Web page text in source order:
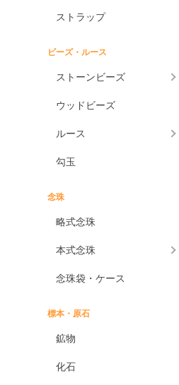
ストラップ
ビーズ・ルース
ストーンビーズ
ウッドビーズ
ルース
勾玉
念珠
略式念珠
本式念珠
念珠袋・ケース
標本・原石
鉱物
化石